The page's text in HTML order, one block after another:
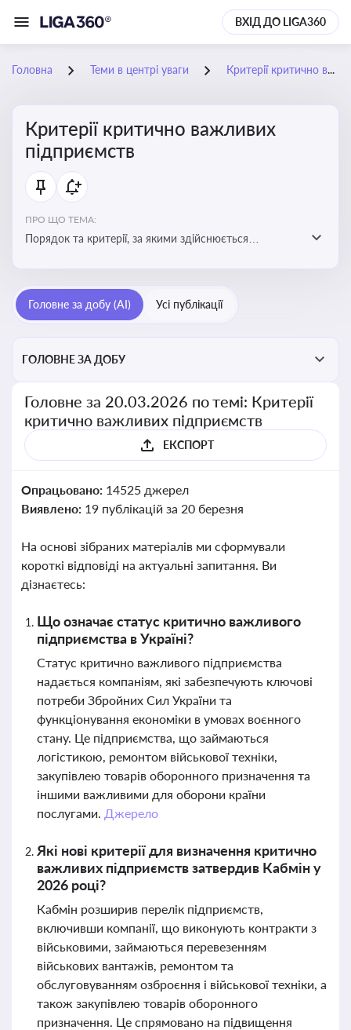
ВХІД ДО LIGA360
Головна Теми в центрі уваги Критерії критично важливих підприємств
Критерії критично важливих
підприємств
ПРО ЩО ТЕМА:
Порядок та критерії, за якими здійснюється
Головне за добу (AI) Усі публікації
ГОЛОВНЕ ЗА ДОБУ
Головне за 20.03.2026 по темі: Критерії
критично важливих підприємств
ЕКСПОРТ
Опрацьовано: 14525 джерел
Виявлено: 19 публікацій за 20 березня
На основі зібраних матеріалів ми сформували
короткі відповіді на актуальні запитання. Ви
дізнаєтесь:
Що означає статус критично важливого
підприємства в Україні?
Статус критично важливого підприємства
надається компаніям, які забезпечують ключові
потреби Збройних Сил України та
функціонування економіки в умовах воєнного
стану. Це підприємства, що займаються
логістикою, ремонтом військової техніки,
закупівлею товарів оборонного призначення та
іншими важливими для оборони країни
послугами. Джерело
Які нові критерії для визначення критично
важливих підприємств затвердив Кабмін у
2026 році?
Кабмін розширив перелік підприємств,
включивши компанії, що виконують контракти з
військовими, займаються перевезенням
військових вантажів, ремонтом та
обслуговуванням озброєння і військової техніки, а
також закупівлею товарів оборонного
призначення. Це спрямовано на підвищення